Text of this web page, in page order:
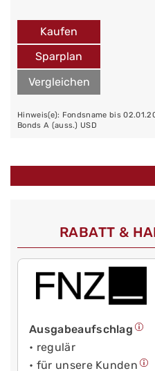
Kaufen
Sparplan
Vergleichen
Hinweis(e): Fondsname bis
Bonds A (auss.) USD
RABATT &
Ausgabeaufschlag
• regulär
• für unsere Kunden